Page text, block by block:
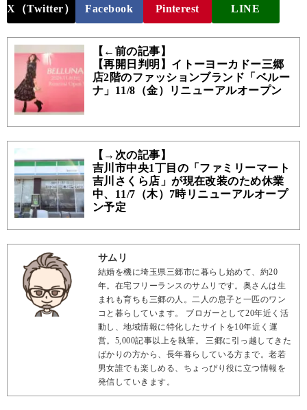
X（Twitter） Facebook Pinterest LINE
【←前の記事】
【再開日判明】イトーヨーカドー三郷
店2階のファッションブランド「ベルー
ナ」11/8（金）リニューアルオープン
【→次の記事】
吉川市中央1丁目の「ファミリーマート
吉川さくら店」が現在改装のため休業
中、11/7（木）7時リニューアルオープ
ン予定
サムリ
結婚を機に埼玉県三郷市に暮らし始めて、約20
年。在宅フリーランスのサムリです。奥さんは生
まれも育ちも三郷の人。二人の息子と一匹のワン
コと暮らしています。 ブロガーとして20年近く活
動し、地域情報に特化したサイトを10年近く運
営。5,000記事以上を執筆。 三郷に引っ越してきた
ばかりの方から、長年暮らしている方まで。老若
男女誰でも楽しめる、ちょっぴり役に立つ情報を
発信していきます。